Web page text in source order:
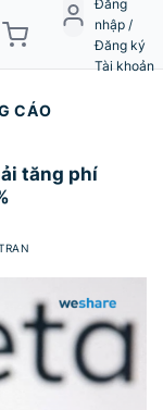
Đăng
nhập /
Đăng ký
Tài khoản
CÁO
tăng phí